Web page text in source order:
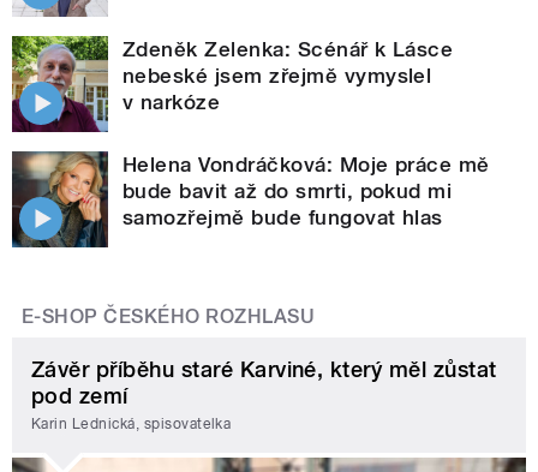
Zdeněk Zelenka: Scénář k Lásce
nebeské jsem zřejmě vymyslel
v narkóze
Helena Vondráčková: Moje práce mě
bude bavit až do smrti, pokud mi
samozřejmě bude fungovat hlas
E-SHOP ČESKÉHO ROZHLASU
Závěr příběhu staré Karviné, který měl zůstat
pod zemí
Karin Lednická, spisovatelka